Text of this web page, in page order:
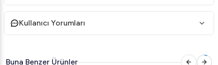
arttırır.
Çalışma Şekli:Hem gazlı hem de elektrikli olarak
Otomatik Isı Kontrolü:
Isı kontrol sistemi sayesinde
Kullanıcı Yorumları
Buna Benzer Ürünler